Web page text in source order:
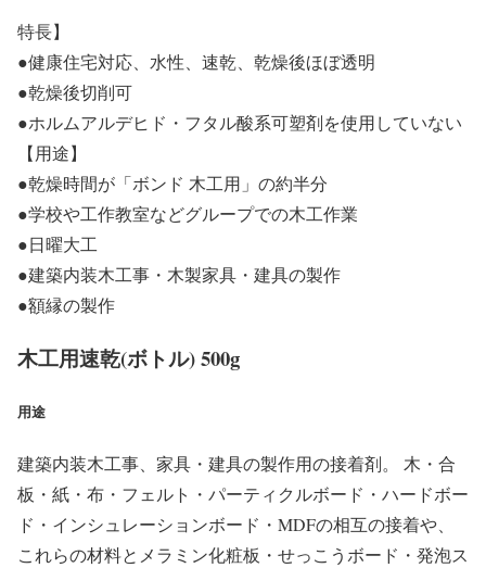
特長】
●健康住宅対応、水性、速乾、乾燥後ほぼ透明
●乾燥後切削可
●ホルムアルデヒド・フタル酸系可塑剤を使用していない
【用途】
●乾燥時間が「ボンド 木工用」の約半分
●学校や工作教室などグループでの木工作業
●日曜大工
●建築内装木工事・木製家具・建具の製作
●額縁の製作
木工用速乾(ボトル) 500g
用途
建築内装木工事、家具・建具の製作用の接着剤。 木・合
板・紙・布・フェルト・パーティクルボード・ハードボー
ド・インシュレーションボード・MDFの相互の接着や、
これらの材料とメラミン化粧板・せっこうボード・発泡ス